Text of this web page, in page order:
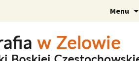
Menu